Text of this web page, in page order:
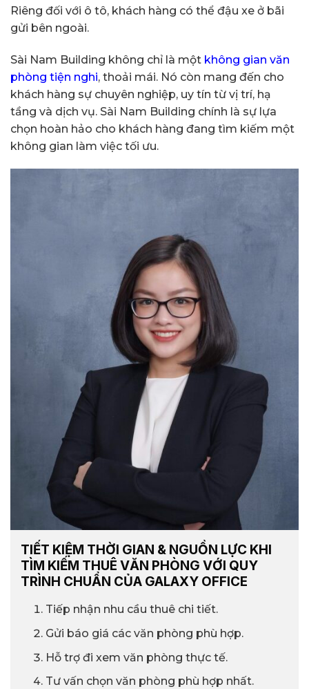
Riêng đối với ô tô, khách hàng có thể đậu xe ở bãi
gửi bên ngoài.
Sài Nam Building không chỉ là một không gian văn
phòng tiện nghi, thoải mái. Nó còn mang đến cho
khách hàng sự chuyên nghiệp, uy tín từ vị trí, hạ
tầng và dịch vụ. Sài Nam Building chính là sự lựa
chọn hoàn hảo cho khách hàng đang tìm kiếm một
không gian làm việc tối ưu.
TIẾT KIỆM THỜI GIAN & NGUỒN LỰC KHI
TÌM KIẾM THUÊ VĂN PHÒNG VỚI QUY
TRÌNH CHUẨN CỦA GALAXY OFFICE
Tiếp nhận nhu cầu thuê chi tiết.
Gửi báo giá các văn phòng phù hợp.
Hỗ trợ đi xem văn phòng thực tế.
Tư vấn chọn văn phòng phù hợp nhất.